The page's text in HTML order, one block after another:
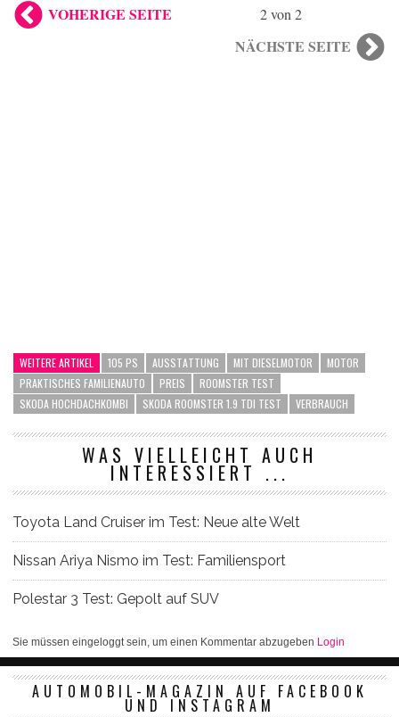
VOHERIGE SEITE 2 von 2
NÄCHSTE SEITE
WEITERE ARTIKEL 105 PS AUSSTATTUNG MIT DIESELMOTOR
MOTOR
PRAKTISCHES FAMILIENAUTO
PREIS
ROOMSTER TEST
SKODA HOCHDACHKOMBI
SKODA ROOMSTER 1.9 TDI TEST VERBRAUCH
WAS VIELLEICHT AUCH
INTERESSIERT ...
Toyota Land Cruiser im Test: Neue alte Welt
Nissan Ariya Nismo im Test: Familiensport
Polestar 3 Test: Gepolt auf SUV
Sie müssen eingeloggt sein, um einen Kommentar abzugeben Login
AUTOMOBIL-MAGAZIN AUF FACEBOOK
UND INSTAGRAM